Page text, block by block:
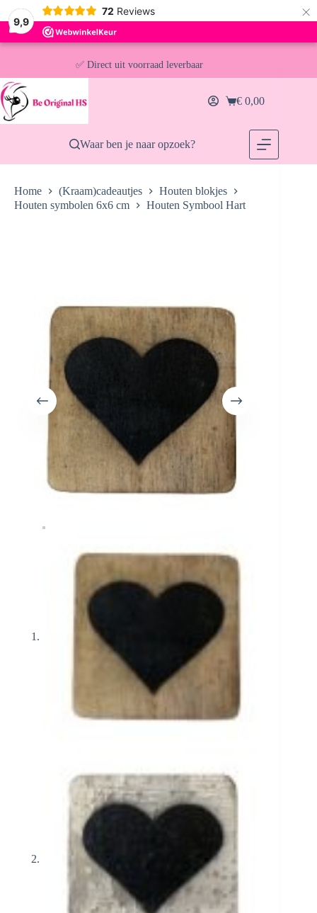
9,9
72 Reviews ×
Ga
inhoud
🚚 Gratis verzending vanaf €30,- (NL & BE)
📦 Voor 13:00u besteld = vandaag verzondenWinkelwagen
€ 0,00
Waar ben je naar opzoek?
Home (Kraam)cadeautjes
Houten blokjes
Houten symbolen 6x6 cm
Houten Symbool Hart